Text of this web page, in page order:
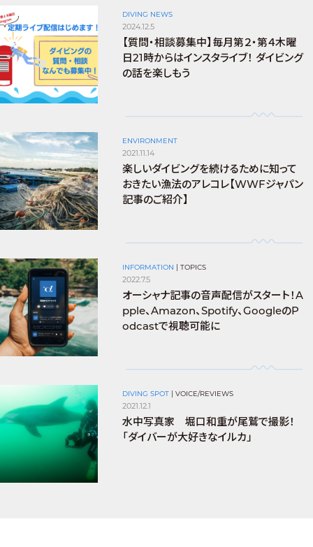
DIVING NEWS
2024.12.5
【質問・相談募集中】毎月第２・第４木曜
日21時からはインスタライブ！ ダイビング
の話を楽しもう
ENVIRONMENT
2021.11.14
楽しいダイビングを続けるために知って
おきたい漁法のアレコレ【WWFジャパン
記事のご紹介】
INFORMATION |TOPICS
2022.7.5
オーシャナ記事の音声配信がスタート！A
pple、Amazon、Spotify、GoogleのP
odcastで視聴可能に
DIVING SPOT |VOICE/REVIEWS
2021.12.1
水中写真家 堀口和重が尾鷲で撮影！
「ダイバーが大好きなイルカ」